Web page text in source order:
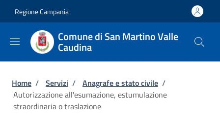
Regione Campania
Comune di San Martino Valle
Caudina
Briciole di pane
Home / Servizi / Anagrafe e stato civile /
Autorizzazione all'esumazione, estumulazione
straordinaria o traslazione